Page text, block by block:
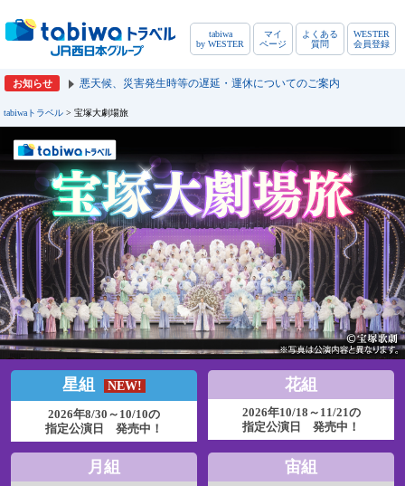
tabiwa
by WESTER
マイ
ページ
よくある
質問
WESTER
会員登録
お知らせ 悪天候、災害発生時等の遅延・運休についてのご案内
tabiwaトラベル > 宝塚大劇場旅
星組 NEW!
2026年8/30～10/10の
指定公演日 発売中！
花組
2026年10/18～11/21の
指定公演日 発売中！
月組 宙組